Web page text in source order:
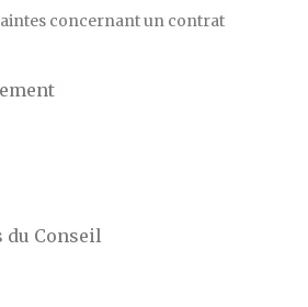
concernant un contrat
Conseil